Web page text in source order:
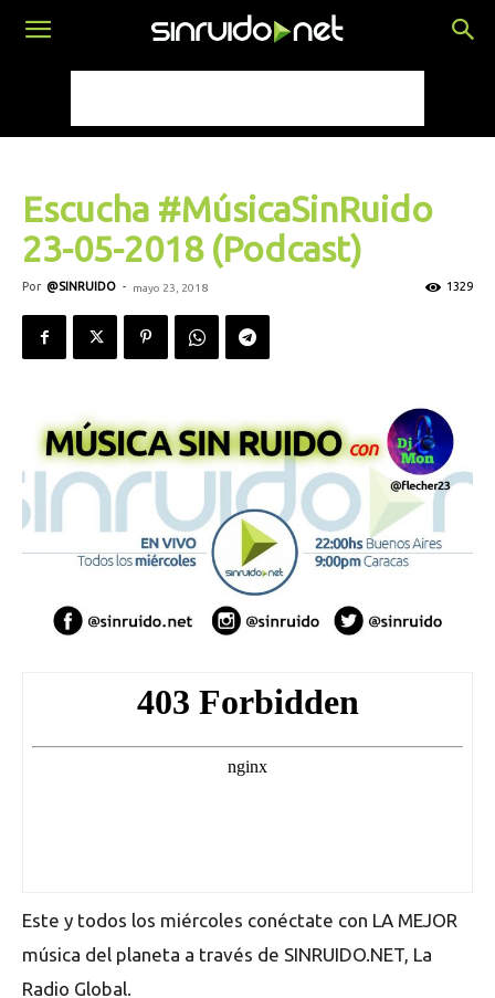
Escucha #MúsicaSinRuido
23-05-2018 (Podcast)
Por @SINRUIDO - mayo 23, 2018 1329
Este y todos los miércoles conéctate con LA MEJOR
música del planeta a través de SINRUIDO.NET, La
Radio Global.